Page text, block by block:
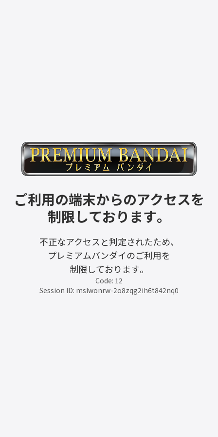
ご利用の端末からのアクセスを
制限しております。
不正なアクセスと判定されたため、
プレミアムバンダイのご利用を
制限しております。
Code: 12
Session ID: mslwonrw-2o8zqg2ih6t842nq0